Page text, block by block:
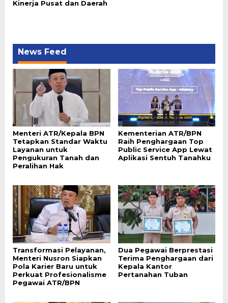
Kinerja Pusat dan Daerah
News Feed
Menteri ATR/Kepala BPN
Tetapkan Standar Waktu
Layanan untuk
Pengukuran Tanah dan
Peralihan Hak
Kementerian ATR/BPN
Raih Penghargaan Top
Public Service App Lewat
Aplikasi Sentuh Tanahku
Transformasi Pelayanan,
Menteri Nusron Siapkan
Pola Karier Baru untuk
Perkuat Profesionalisme
Pegawai ATR/BPN
Dua Pegawai Berprestasi
Terima Penghargaan dari
Kepala Kantor
Pertanahan Tuban